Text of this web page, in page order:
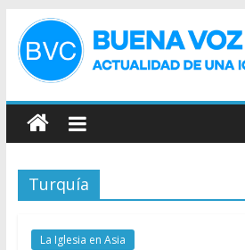
Turquía
La Iglesia en Asia